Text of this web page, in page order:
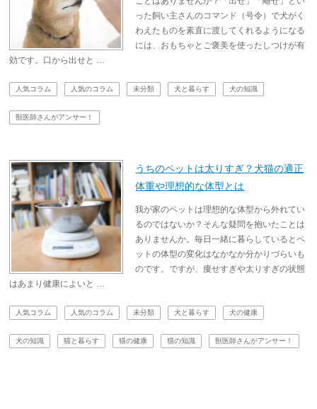
った飼い主さんのコマンド（号令）で犬がく
わえたものを素直に渡してくれるようになる
には、おもちゃとご褒美を使ったしつけが有
効です。口から出せと …
人気コラム 人気のコラム 未分類 犬と暮らす 犬の知識
獣医師さんがアンサー！
うちのペットは太りすぎ？犬猫の適正
体重や理想的な体型とは
我が家のペットは理想的な体型から外れてい
るのではないか？そんな疑問を抱いたことは
ありませんか。毎日一緒に暮らしているとペ
ットの体型の変化はなかなか分かりづらいも
のです。ですが、痩せすぎや太りすぎの状態
はあまり健康によいと …
人気コラム 人気のコラム 未分類 犬と暮らす 犬の健康
犬の知識 猫と暮らす 猫の健康 猫の知識 獣医師さんがアンサー！